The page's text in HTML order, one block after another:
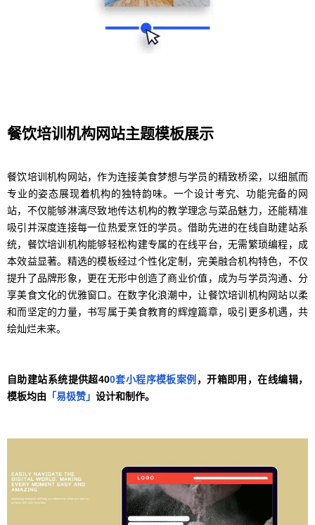
餐饮培训机构网站主题模板展示
餐饮培训机构网站，作为连接美食梦想与学员的精致桥梁，以细腻而
专业的姿态展现着机构的独特韵味。一个设计考究、功能完备的网
站，不仅能够淋漓尽致地传达机构的教学理念与菜品魅力，还能精准
吸引并深度连接每一位热爱烹饪的学员。借助先进的在线自助建站系
统，餐饮培训机构能够轻松构建专属的在线平台，无需繁琐编程，成
本效益显著。精选的模板经过个性化定制，完美融合机构特色，不仅
提升了品牌形象，更在无形中创造了商业价值，成为与学员沟通、分
享美食文化的优雅窗口。在数字化浪潮中，让餐饮培训机构网站以柔
和而坚定的力量，书写属于美食教育的辉煌篇章，吸引更多机遇，共
绘灿烂未来。
自助建站系统提供超400套小程序模板案例 ，开箱即用，在线编辑，
模板均由 「易极赞」 设计和制作。